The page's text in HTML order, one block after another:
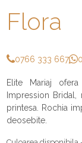
Flora
0766 333 667
Elite Mariaj
Impression
printesa. Rochia
deosebite.